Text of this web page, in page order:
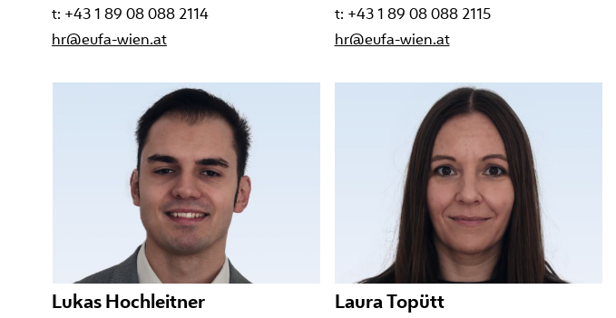
t: +43 1 89 08 088 2114
hr@eufa-wien.at
t: +43 1 89 08 088 2115
hr@eufa-wien.at
Lukas Hochleitner Laura Topütt